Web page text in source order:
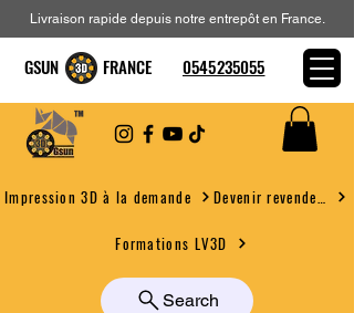
Impression 3D à la demande
Formations LV3D
Search
Livraison rapide depuis notre entrepôt en France.
GSUN FRANCE 0545235055